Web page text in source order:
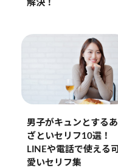
解決！
男子がキュンとするあ
ざといセリフ10選！
LINEや電話で使える可
愛いセリフ集